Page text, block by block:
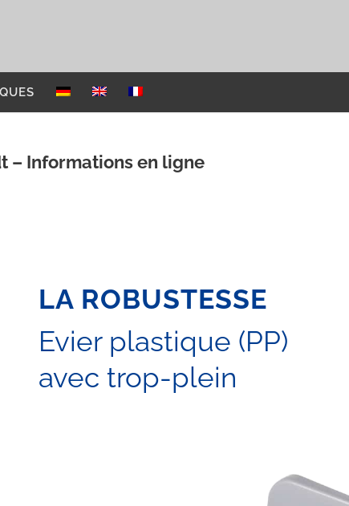
– Informations en ligne
LA ROBUSTESSE
Evier plastique (PP)
avec trop-plein